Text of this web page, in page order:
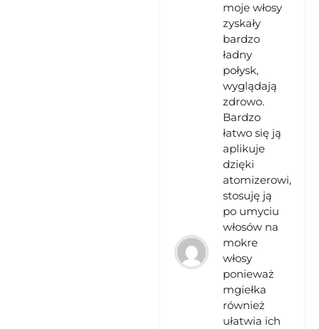
moje włosy
zyskały
bardzo
ładny
połysk,
wyglądają
zdrowo.
Bardzo
łatwo się ją
aplikuje
dzięki
atomizerowi,
stosuję ją
po umyciu
włosów na
mokre
włosy
ponieważ
mgiełka
również
ułatwia ich